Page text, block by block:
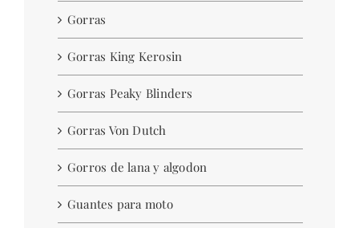
Gorras
Gorras King Kerosin
Gorras Peaky Blinders
Gorras Von Dutch
Gorros de lana y algodon
Guantes para moto